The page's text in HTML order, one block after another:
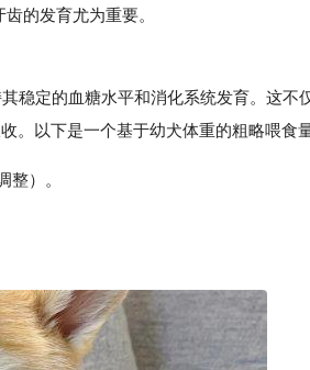
的发育尤为重要。
定的血糖水平和消化系统发育。这不
。以下是一个基于幼犬体重的粗略喂食
整）。